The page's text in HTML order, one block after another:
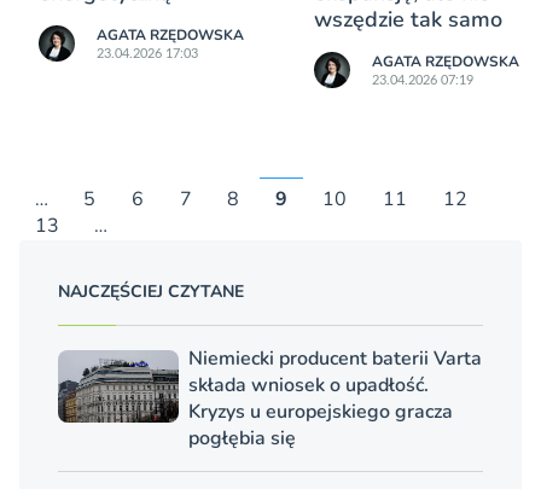
AGATA RZĘDOWSKA
23.04.2026 17:03
wszędzie tak samo
AGATA RZĘDOWSKA
23.04.2026 07:19
… 5 6 7 8 9 10 11
12
13
…
NAJCZĘŚCIEJ CZYTANE
Niemiecki producent baterii Varta
składa wniosek o upadłość.
Kryzys u europejskiego gracza
pogłębia się